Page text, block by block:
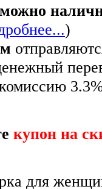
)
купон на
для